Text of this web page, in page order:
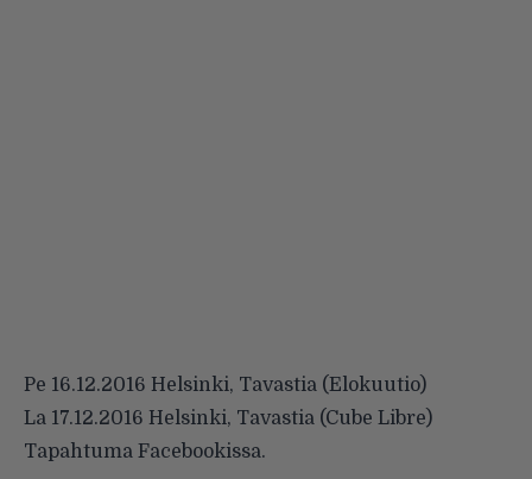
Pe 16.12.2016 Helsinki, Tavastia (Elokuutio)
La 17.12.2016 Helsinki, Tavastia (Cube Libre)
Tapahtuma Facebookissa.